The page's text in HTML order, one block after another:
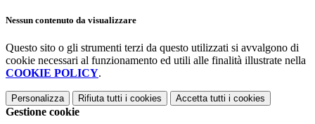
Nessun contenuto da visualizzare
Questo sito o gli strumenti terzi da questo utilizzati si avvalgono di
cookie necessari al funzionamento ed utili alle finalità illustrate nella
COOKIE POLICY.
Personalizza Rifiuta tutti i cookies Accetta tutti i cookies
Gestione cookie